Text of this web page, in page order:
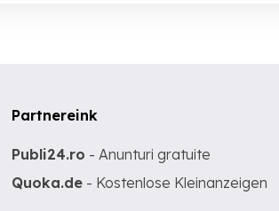
Partnereink
Publi24.ro - Anunturi gratuite
Quoka.de - Kostenlose Kleinanzeigen